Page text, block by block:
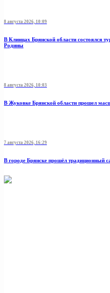
8 августа 2026, 10:09
В Клинцах Брянской области состоялся
Родины
8 августа 2026, 10:03
В Жуковке Брянской области прошел
7 августа 2026, 16:29
В городе Брянске прошёл традиционный